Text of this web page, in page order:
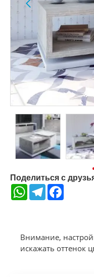
Поделиться с
WhatsAppTelegram
Внимание,
искажать оттенок